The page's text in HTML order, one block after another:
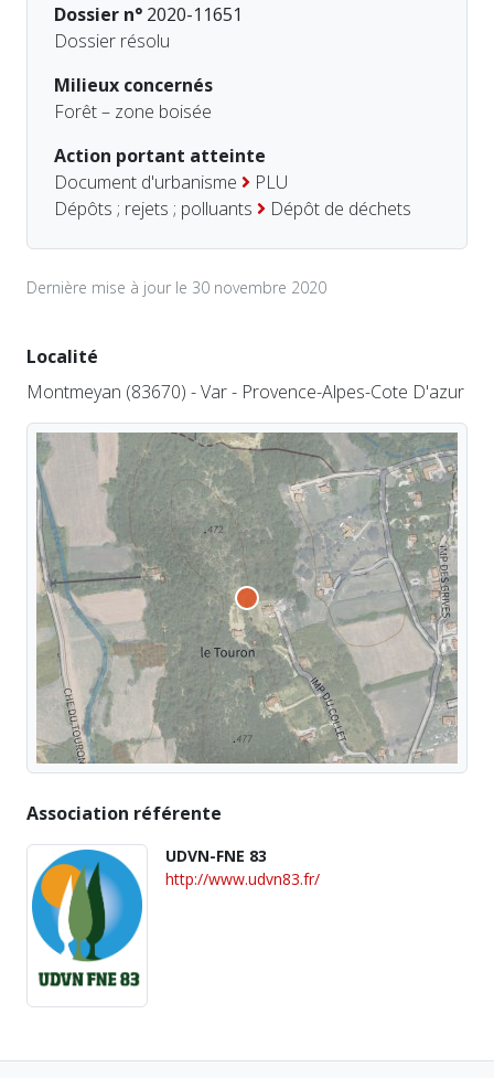
Dossier n° 2020-11651
Dossier résolu
Milieux concernés
Forêt – zone boisée
Action portant atteinte
Document d'urbanisme
PLU
Dépôts ; rejets ; polluants
Dépôt de déchets
Dernière mise à jour le 30 novembre 2020
Localité
Montmeyan (83670) - Var - Provence-Alpes-Cote D'azur
Association référente
UDVN-FNE 83
http://www.udvn83.fr/